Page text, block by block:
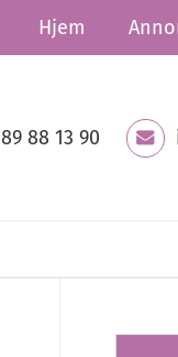
Hjem
89 88 13 90